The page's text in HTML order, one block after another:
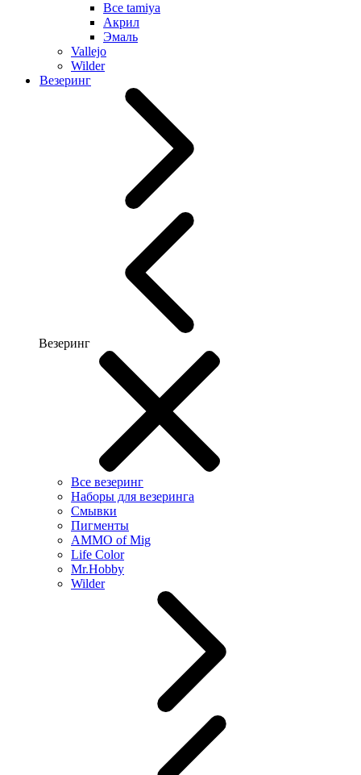
Все tamiya
Акрил
Эмаль
Vallejo
Wilder
Везеринг
Везеринг
Все везеринг
Наборы для везеринга
Смывки
Пигменты
AMMO of Mig
Life Color
Mr.Hobby
Wilder